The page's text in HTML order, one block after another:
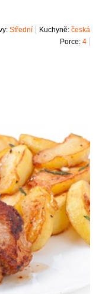
Kuchyně: česká
Střední
Porce: 4